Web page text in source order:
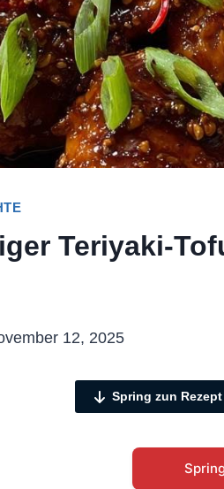
Teriyaki-
12, 2025
Spring zun Rezept